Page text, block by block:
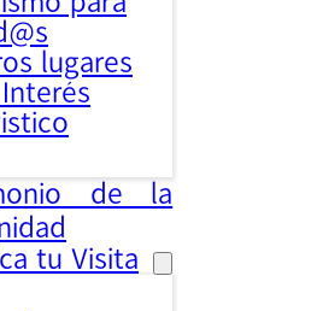
lugares
de la
tu Visita